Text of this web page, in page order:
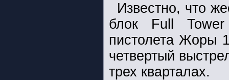
Известно, что
блок Full
пистолета Жоры
четвертый
трех кварталах.